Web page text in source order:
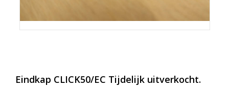
Eindkap CLICK50/EC Tijdelijk uitverkocht.